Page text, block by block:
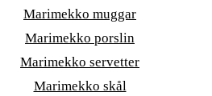
Marimekko muggar
Marimekko porslin
Marimekko servetter
Marimekko skål